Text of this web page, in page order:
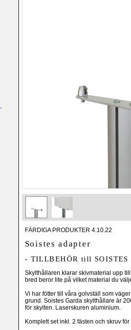
FÄRDIGA PRODUKTER 4.10.22
Soistes adapter
- TILLBEHÖR till SOISTES
Skylthållaren klarar skivmaterial upp
bred beror lite på vilket material du
Vi har fötter till våra golvställ som
grund. Soistes Garda skylthållare är
för skylten. Laserskuren aluminium.
Komplett set inkl. 2 fästen och skruv